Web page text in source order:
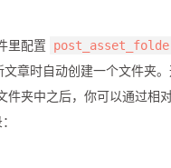
里配置
文章时自动创建一个文件夹
件夹中之后，你可以通过